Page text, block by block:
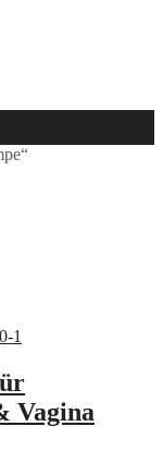
Vagina